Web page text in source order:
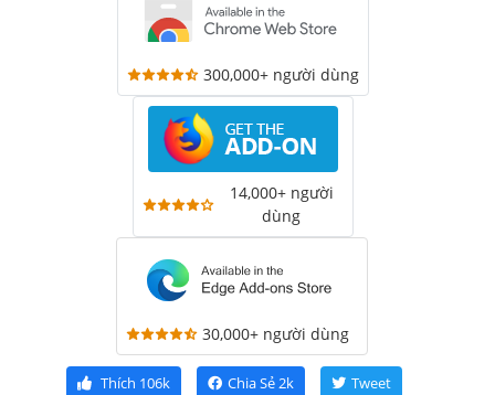
300,000+ người dùng
14,000+ người
dùng
30,000+ người dùng
Thích 106k Chia Sẻ2k Tweet